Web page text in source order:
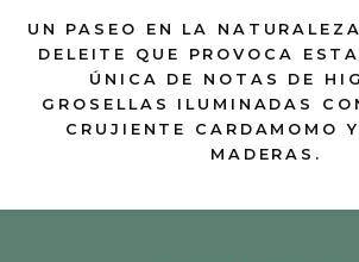
UN PASEO EN LA
DELEITE QUE PROVOCA
ÚNICA DE NOTAS DE
GROSELLAS ILUMINADAS
CRUJIENTE CARDAMOMO
MADERAS.